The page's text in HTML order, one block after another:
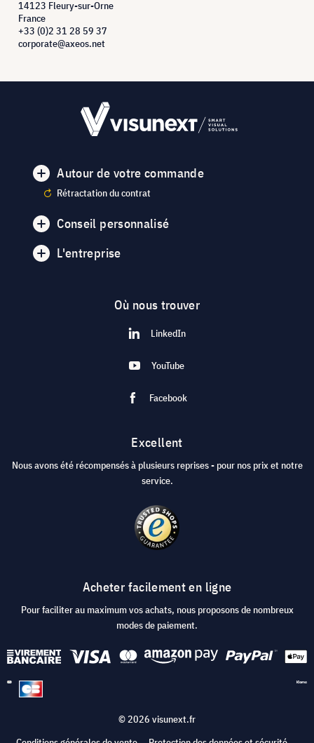
14123 Fleury-sur-Orne
France
+33 (0)2 31 28 59 37
corporate@axeos.net
Autour de votre commande
Rétractation du contrat
Conseil personnalisé
L'entreprise
Où nous trouver
LinkedIn
YouTube
Facebook
Excellent
Nous avons été récompensés à plusieurs reprises - pour nos prix et notre
service.
Acheter facilement en ligne
Pour faciliter au maximum vos achats, nous proposons de nombreux
modes de paiement.
© 2026 visunext.fr